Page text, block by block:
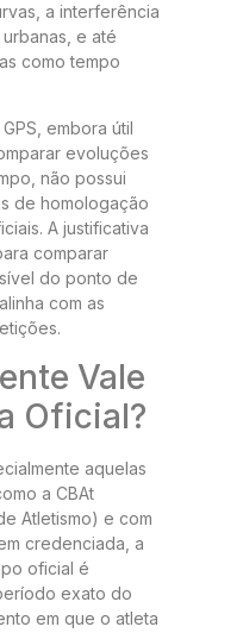
a interferência
e até
como tempo
embora útil
evoluções
não possui
de homologação
A justificativa
comparar
do ponto de
com as
Vale
Oficial?
aquelas
a CBAt
Atletismo) e com
credenciada, a
oficial é
exato do
em que o atleta